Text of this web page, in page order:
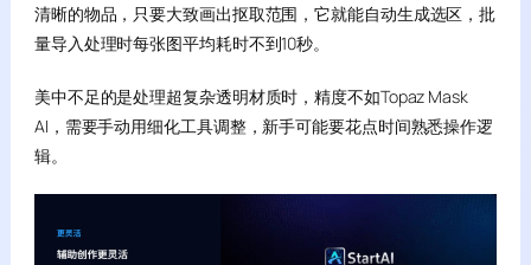
清晰的物品，只要大致画出抠取范围，它就能自动生成选区，批
量导入处理时每张图平均耗时不到10秒。
美中不足的是处理超复杂透明材质时，精度不如Topaz Mask
AI，需要手动用细化工具调整，新手可能要花点时间熟悉操作逻
辑。